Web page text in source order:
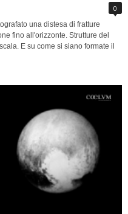
0
una distesa di fratture
fino all'orizzonte. Strutture del
E su come si siano formate il